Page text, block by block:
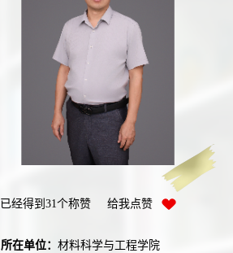
已经得到 31个称赞 给我点赞
所在单位： 材料科学与工程学院